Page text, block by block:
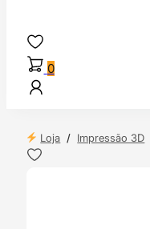
0
Loja / Impressão 3D